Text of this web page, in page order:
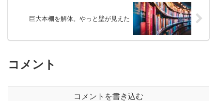
巨大本棚を解体。やっと壁が見えた
コメント
コメントを書き込む